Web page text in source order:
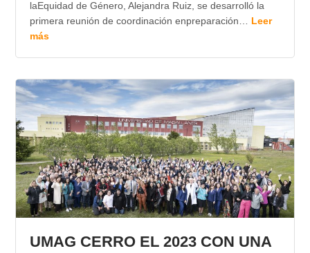
laEquidad de Género, Alejandra Ruiz, se desarrolló la
primera reunión de coordinación enpreparación… Leer
más
UMAG CERRO EL 2023 CON UNA